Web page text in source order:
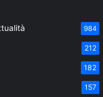
984
212
182
157